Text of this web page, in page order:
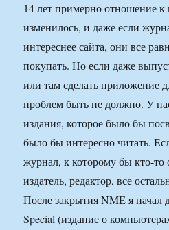
14 лет примерно отношение
изменилось, и даже если
интереснее сайта, они все
покупать. Но если даже
или там сделать приложение
проблем быть не должно. У
издания, которое было бы
было бы интересно читать.
журнал, к которому бы кто-то
издатель, редактор, все
После закрытия NME я начал
Special (издание о